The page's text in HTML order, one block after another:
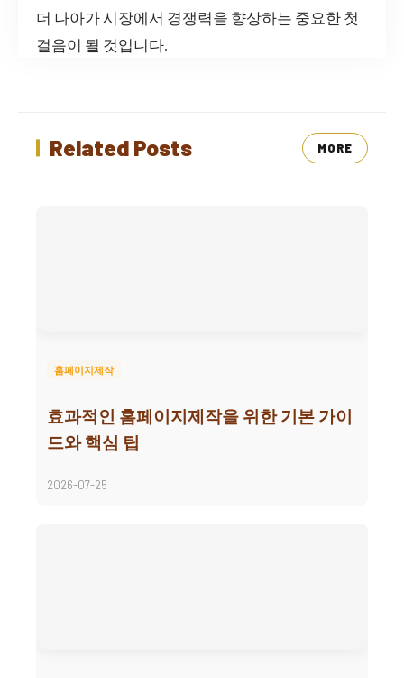
더 나아가 시장에서 경쟁력을 향상하는 중요한 첫
걸음이 될 것입니다.
Related Posts MORE
홈페이지제작
효과적인 홈페이지제작을 위한 기본 가이
드와 핵심 팁
2026-07-25